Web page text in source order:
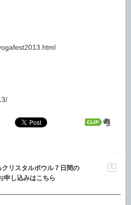
X
リスタルボウル７日間の
申し込みはこちら